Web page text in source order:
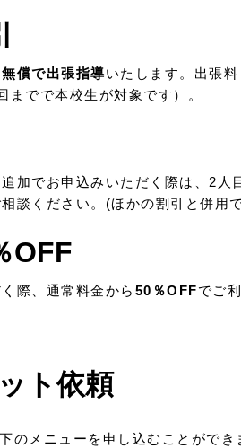
無償で出張指導いたします。出張
までで本校生が対象です）。
加でお申込みいただく際は、2人
談ください。(ほかの割引と併用
OFF
際、通常料金から 50％OFFでご
ト依頼
のメニューを申し込むことができ